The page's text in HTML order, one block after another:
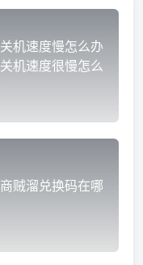
机速度慢怎么办
机速度很慢怎么
贼溜兑换码在哪